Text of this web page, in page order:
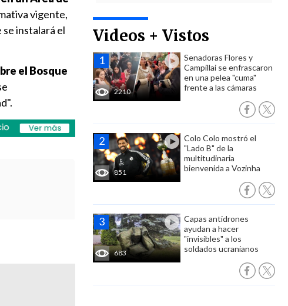
Videos + Vistos
2210
Senadoras Flores y
Campillai se enfrascaron
en una pelea "cuma"
frente a las cámaras
851
Colo Colo mostró el
"Lado B" de la
multitudinaria
bienvenida a Vozinha
683
Capas antidrones
ayudan a hacer
"invisibles" a los
soldados ucranianos
vigente,
instalará el
el Bosque